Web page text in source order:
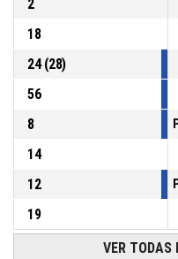
2
18
24(28)
56
8
14
12
19
VER TODAS